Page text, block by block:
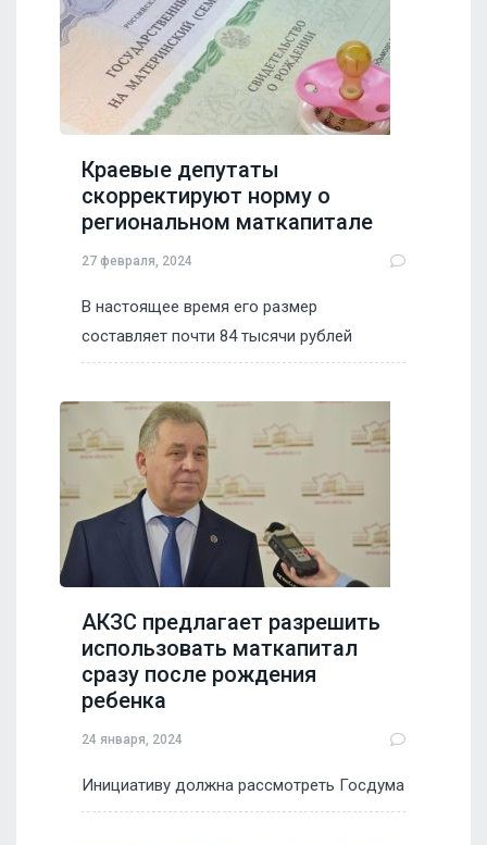
Краевые депутаты
скорректируют норму о
региональном маткапитале
27 февраля, 2024
В настоящее время его размер
составляет почти 84 тысячи рублей
АКЗС предлагает разрешить
использовать маткапитал
сразу после рождения
ребенка
24 января, 2024
Инициативу должна рассмотреть Госдума